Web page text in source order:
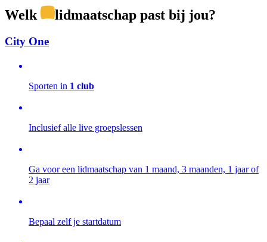
Welk lidmaatschap past bij jou?
City One
Sporten in 1 club
Inclusief alle live groepslessen
Ga voor een lidmaatschap van 1 maand, 3 maanden, 1 jaar of
2 jaar
Bepaal zelf je startdatum